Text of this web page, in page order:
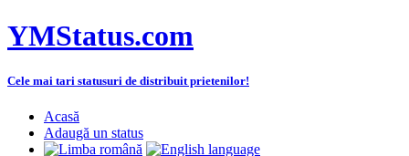
YMStatus.com
Cele mai tari statusuri de distribuit prietenilor!
Acasă
Adaugă un status